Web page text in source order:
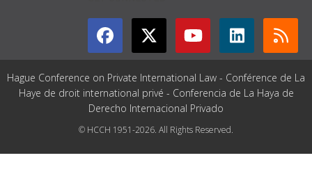
Hague Conference on Private International Law - Conférence de La
Haye de droit international privé - Conferencia de La Haya de
Derecho Internacional Privado
© HCCH 1951-2026. All Rights Reserved.